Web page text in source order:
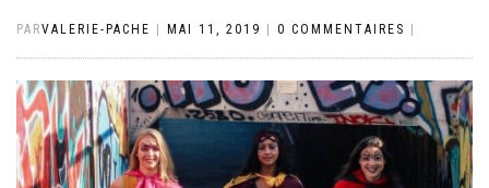
PARVALERIE-PACHE MAI 11, 2019 0 COMMENTAIRES